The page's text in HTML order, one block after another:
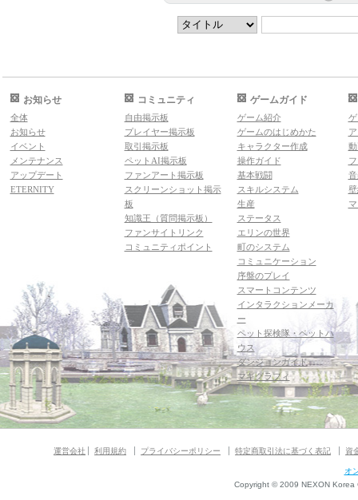
お知らせ
全体
お知らせ
イベント
メンテナンス
アップデート
ETERNITY
コミュニティ
自由掲示板
プレイヤー掲示板
取引掲示板
ペットAI掲示板
ファンアート掲示板
スクリーンショット掲示
板
知識王（質問掲示板）
ファンサイトリンク
コミュニティポイント
ゲームガイド
ゲーム紹介
ゲームのはじめかた
キャラクター作成
操作ガイド
基本戦闘
スキルシステム
生産
ステータス
エリンの世界
町のシステム
コミュニケーション
序盤のプレイ
スマートコンテンツ
インタラクションメーカ
ー
ペット探検隊・ペットハ
ウス
ダンジョンガイド
マギグラフィ
運営会社 利用規約 プライバシーポリシー 特定商取引法に基づく表記 資
オ
Copyright © 2009 NEXON Korea